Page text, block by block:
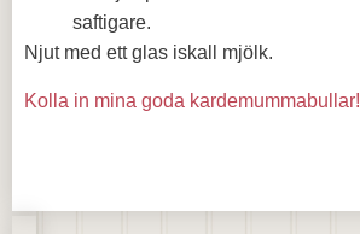
saftigare.
Njut med ett glas iskall mjölk.
Kolla in mina goda kardemummabullar!